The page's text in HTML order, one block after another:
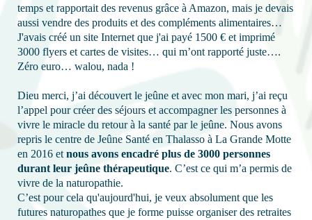
temps et rapportait des revenus grâce à Amazon, mais je devais
aussi vendre des produits et des compléments alimentaires…
J'avais créé un site Internet que j'ai payé 1500 € et imprimé
3000 flyers et cartes de visites… qui m’ont rapporté juste….
Zéro euro… walou, nada !
Dieu merci, j’ai découvert le jeûne et avec mon mari, j’ai reçu
l’appel pour créer des séjours et accompagner les personnes à
vivre le miracle du retour à la santé par le jeûne. Nous avons
repris le centre de Jeûne Santé en Thalasso à La Grande Motte
en 2016 et nous avons encadré plus de 3000 personnes
durant leur jeûne thérapeutique. C’est ce qui m’a permis de
vivre de la naturopathie.
C’est pour cela qu'aujourd'hui, je veux absolument que les
futures naturopathes que je forme puisse organiser des retraites